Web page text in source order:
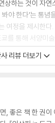
는 사실이다. 마
후기 인상파 화
. 모리스 드니, 장
인 독특한 장식
로 이루어진 미
구스타프 클림트
배경에도 고흐
하는 것이 자연
봐야 한다’는 통
여정을 제시한다
를 통해 서양미
관, 폴라 미술관
, 세잔, 드가, 고
풀어낸다.
을 병행해온 전
리뷰 더보기
, 좋은 책 한 권